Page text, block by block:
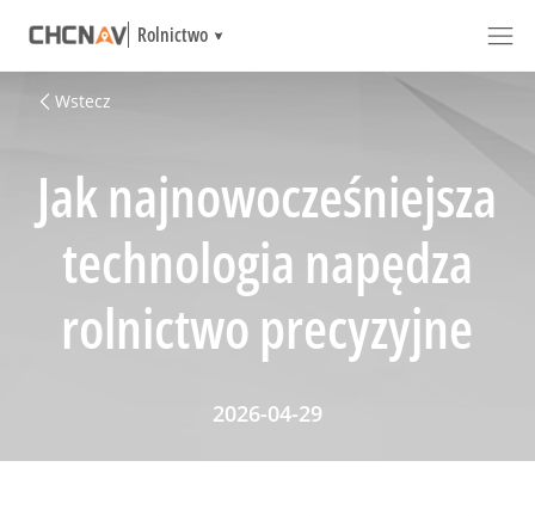
Rolnictwo
Wstecz
Jak najnowocześniejsza
technologia napędza
rolnictwo precyzyjne
2026-04-29